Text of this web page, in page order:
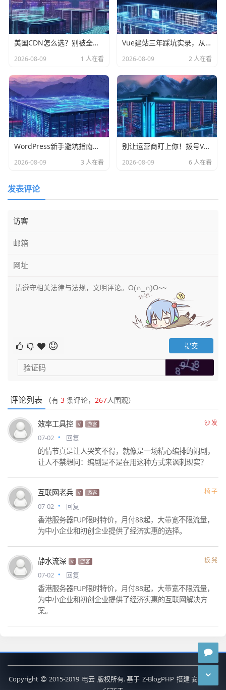
美国CDN怎么选？别被全美节点忽悠了，ScienceLogic老炮儿给你扒层皮
2026-08-09 1 人在看
Vue建站三年踩坑实录，从被攻击到被表扬，这些弯路你别再走了
2026-08-09 2 人在看
WordPress新手避坑指南，wp-config.php、主题目录配置错误全解析
2026-08-09 3 人在看
别让运营商盯上你！拨号VPS+流量伪装，90%的人第一步就选错了
2026-08-09 6 人在看
发表评论
评论列表 （有 3 条评论， 267人围观）
效率工具控 V 游客 沙发
07-02 回复
的情节真是让人哭笑不得，就像是一场精心编排的闹剧，
让人不禁想问：编剧是不是在用这种方式来讽刺现实？
互联网老兵 V 游客 椅子
07-02 回复
香港服务器FUP限时特价，月付88起，大带宽不限流量，
为中小企业和初创企业提供了经济实惠的选择。
静水流深 V 游客 板凳
07-02 回复
香港服务器FUP限时特价，月付88起，大带宽不限流量，
为中小企业和初创企业提供了经济实惠的互联网解决方
案。
Copyright 2015-2019 电云 版权所有. 基于 Z-BlogPHP 搭建 安全运行